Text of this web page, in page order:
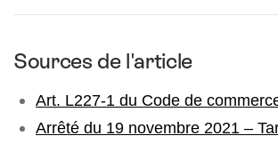
Sources de l'article
Art. L227-1 du Code de
Arrêté du 19 novembre 2021 –